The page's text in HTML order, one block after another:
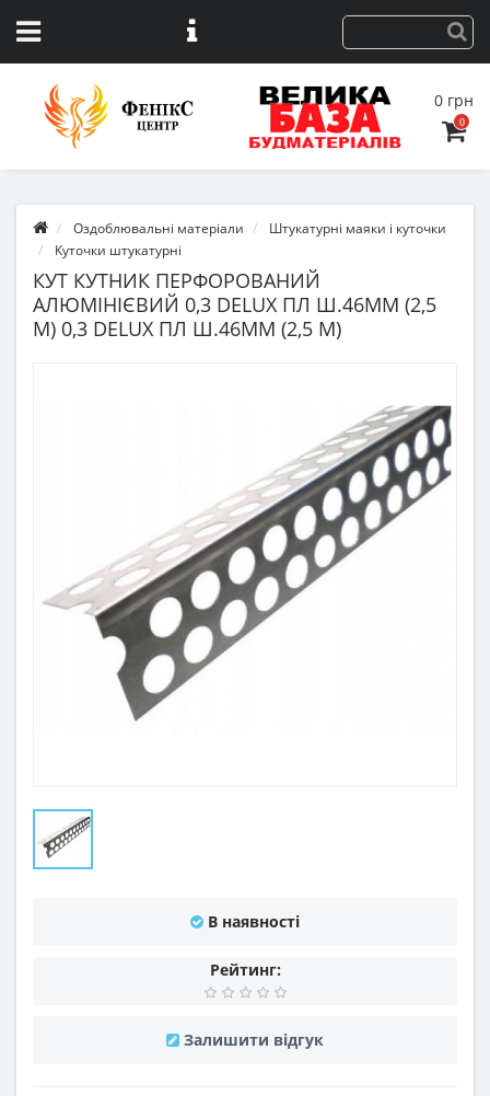
0 грн
0
Оздоблювальні матеріали
Штукатурні маяки і куточки
Куточки штукатурні
КУТ КУТНИК ПЕРФОРОВАНИЙ
АЛЮМІНІЄВИЙ 0,3 DELUX ПЛ Ш.46ММ (2,5
М) 0,3 DELUX ПЛ Ш.46ММ (2,5 М)
В наявності
Рейтинг:
Залишити відгук